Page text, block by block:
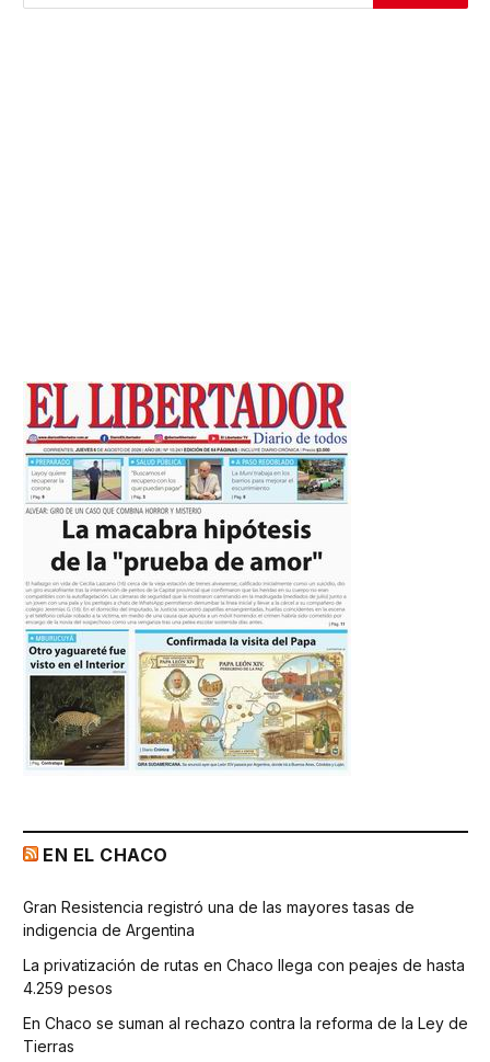
EN EL CHACO
Gran Resistencia registró una de las mayores tasas de
indigencia de Argentina
La privatización de rutas en Chaco llega con peajes de hasta
4.259 pesos
En Chaco se suman al rechazo contra la reforma de la Ley de
Tierras